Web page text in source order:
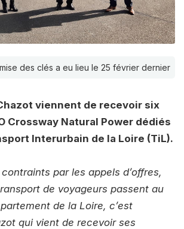
des clés a eu lieu le 25 février dernier
viennent de recevoir six
Crossway Natural Power dédiés
Interurbain de la Loire (TiL).
par les appels d’offres,
de voyageurs passent au
de la Loire, c’est
qui vient de recevoir ses